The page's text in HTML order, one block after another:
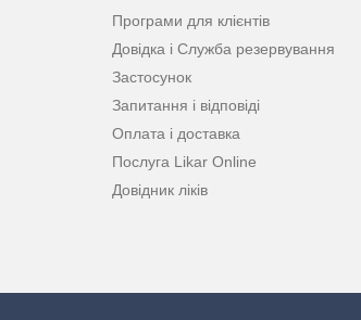
Програми для клієнтів
Довідка і Служба резервування
Застосунок
Запитання і відповіді
Оплата і доставка
Послуга Likar Online
Довідник ліків